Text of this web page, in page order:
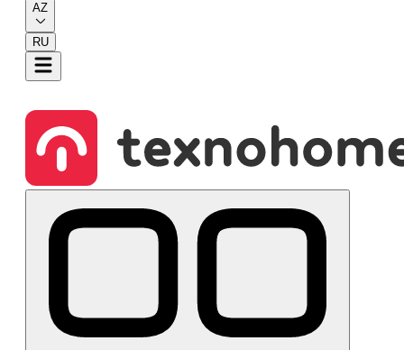
AZ
RU